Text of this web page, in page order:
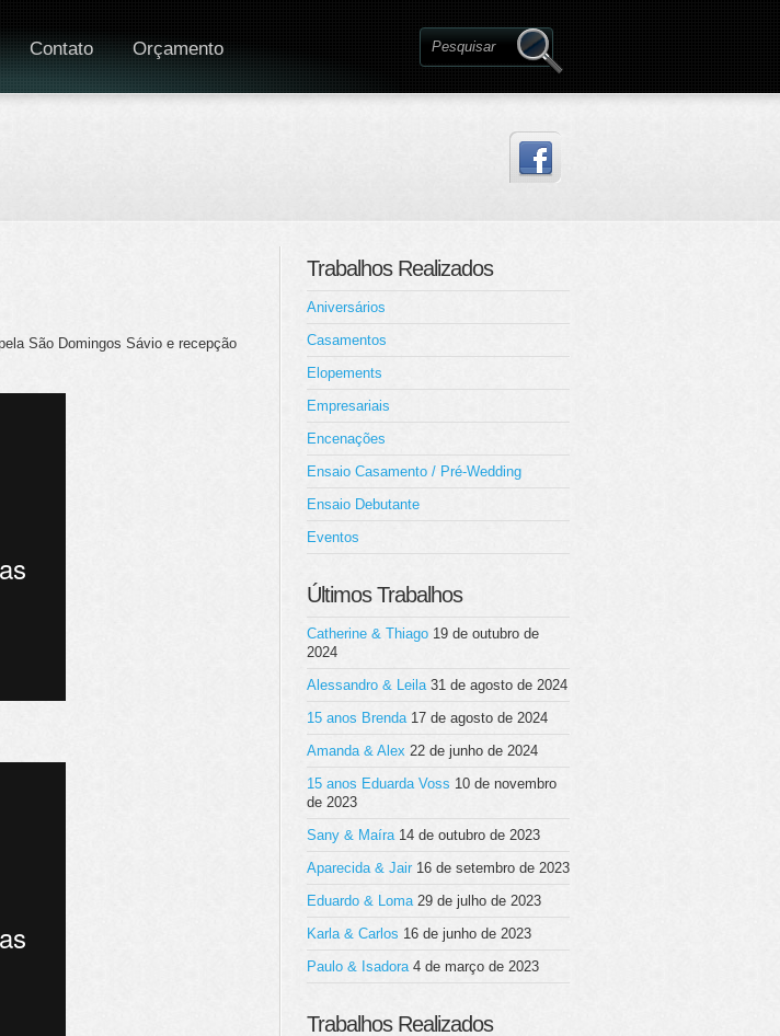
Contato Orçamento
São Domingos Sávio e recepção
Trabalhos Realizados
Aniversários
Casamentos
Elopements
Empresariais
Encenações
Ensaio Casamento / Pré-Wedding
Ensaio Debutante
Eventos
Últimos Trabalhos
Catherine & Thiago 19 de outubro de
2024
Alessandro & Leila 31 de agosto de 2024
15 anos Brenda 17 de agosto de 2024
Amanda & Alex 22 de junho de 2024
15 anos Eduarda Voss 10 de novembro
de 2023
Sany & Maíra 14 de outubro de 2023
Aparecida & Jair 16 de setembro de 2023
Eduardo & Loma 29 de julho de 2023
Karla & Carlos 16 de junho de 2023
Paulo & Isadora 4 de março de 2023
Trabalhos Realizados